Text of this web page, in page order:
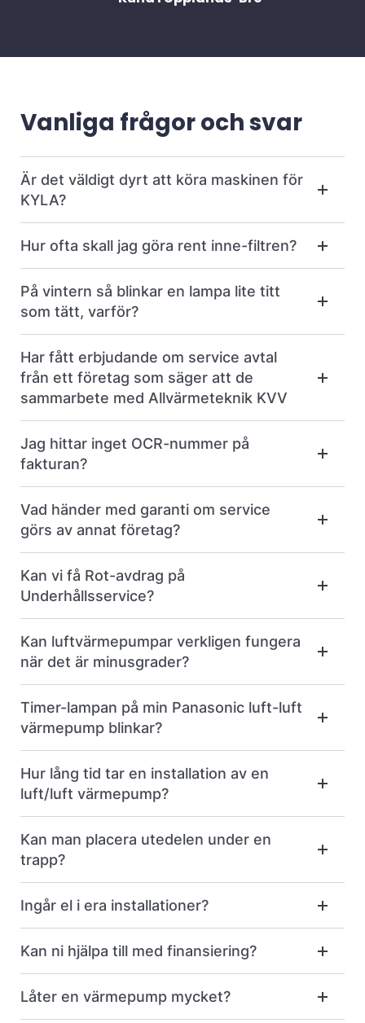
Vanliga frågor och svar
Är det väldigt dyrt att köra maskinen för
KYLA?
Hur ofta skall jag göra rent inne-filtren?
På vintern så blinkar en lampa lite titt
som tätt, varför?
Har fått erbjudande om service avtal
från ett företag som säger att de
sammarbete med Allvärmeteknik KVV
Jag hittar inget OCR-nummer på
fakturan?
Vad händer med garanti om service
görs av annat företag?
Kan vi få Rot-avdrag på
Underhållsservice?
Kan luftvärmepumpar verkligen fungera
när det är minusgrader?
Timer-lampan på min Panasonic luft-luft
värmepump blinkar?
Hur lång tid tar en installation av en
luft/luft värmepump?
Kan man placera utedelen under en
trapp?
Ingår el i era installationer?
Kan ni hjälpa till med finansiering?
Låter en värmepump mycket?